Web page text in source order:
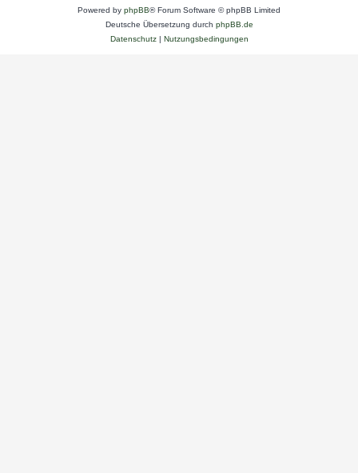
Powered by phpBB® Forum Software © phpBB Limited
Deutsche Übersetzung durch phpBB.de
Datenschutz| Nutzungsbedingungen